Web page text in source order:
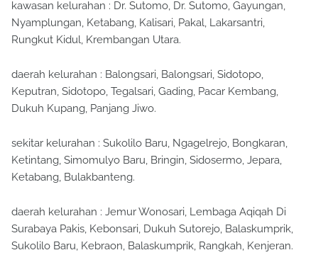
kawasan kelurahan : Dr. Sutomo, Dr. Sutomo, Gayungan,
Nyamplungan, Ketabang, Kalisari, Pakal, Lakarsantri,
Rungkut Kidul, Krembangan Utara.
daerah kelurahan : Balongsari, Balongsari, Sidotopo,
Keputran, Sidotopo, Tegalsari, Gading, Pacar Kembang,
Dukuh Kupang, Panjang Jiwo.
sekitar kelurahan : Sukolilo Baru, Ngagelrejo, Bongkaran,
Ketintang, Simomulyo Baru, Bringin, Sidosermo, Jepara,
Ketabang, Bulakbanteng.
daerah kelurahan : Jemur Wonosari, Lembaga Aqiqah Di
Surabaya Pakis, Kebonsari, Dukuh Sutorejo, Balaskumprik,
Sukolilo Baru, Kebraon, Balaskumprik, Rangkah, Kenjeran.